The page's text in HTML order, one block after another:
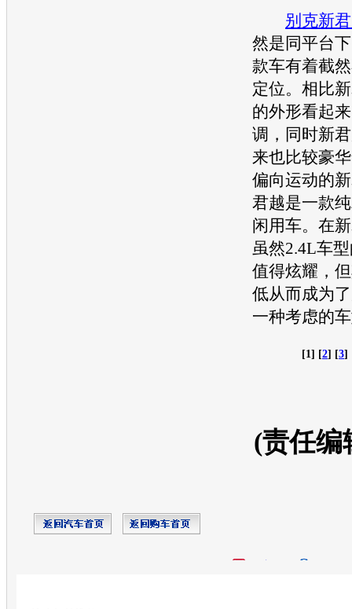
别克新
然是同平台
款车有着截
定位。相比
的外形看起
调，同时新
来也比较豪
偏向运动的
君越是一款
闲用车。在
虽然2.4L车
值得炫耀，
低从而成为
一种考虑的
[1] [2] [3]
(责任编